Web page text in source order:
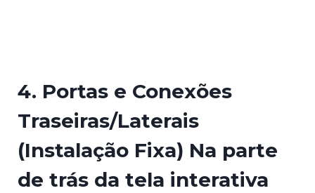
4. Portas e Conexões
Traseiras/Laterais
(Instalação Fixa) Na parte
de trás da tela interativa